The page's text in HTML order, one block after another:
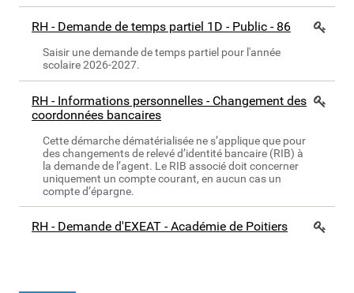
RH - Demande de temps partiel 1D - Public - 86
Saisir une demande de temps partiel pour l'année
scolaire 2026-2027.
RH - Informations personnelles - Changement des
coordonnées bancaires
Cette démarche dématérialisée ne s’applique que pour
des changements de relevé d’identité bancaire (RIB) à
la demande de l’agent. Le RIB associé doit concerner
uniquement un compte courant, en aucun cas un
compte d’épargne.
RH - Demande d'EXEAT - Académie de Poitiers